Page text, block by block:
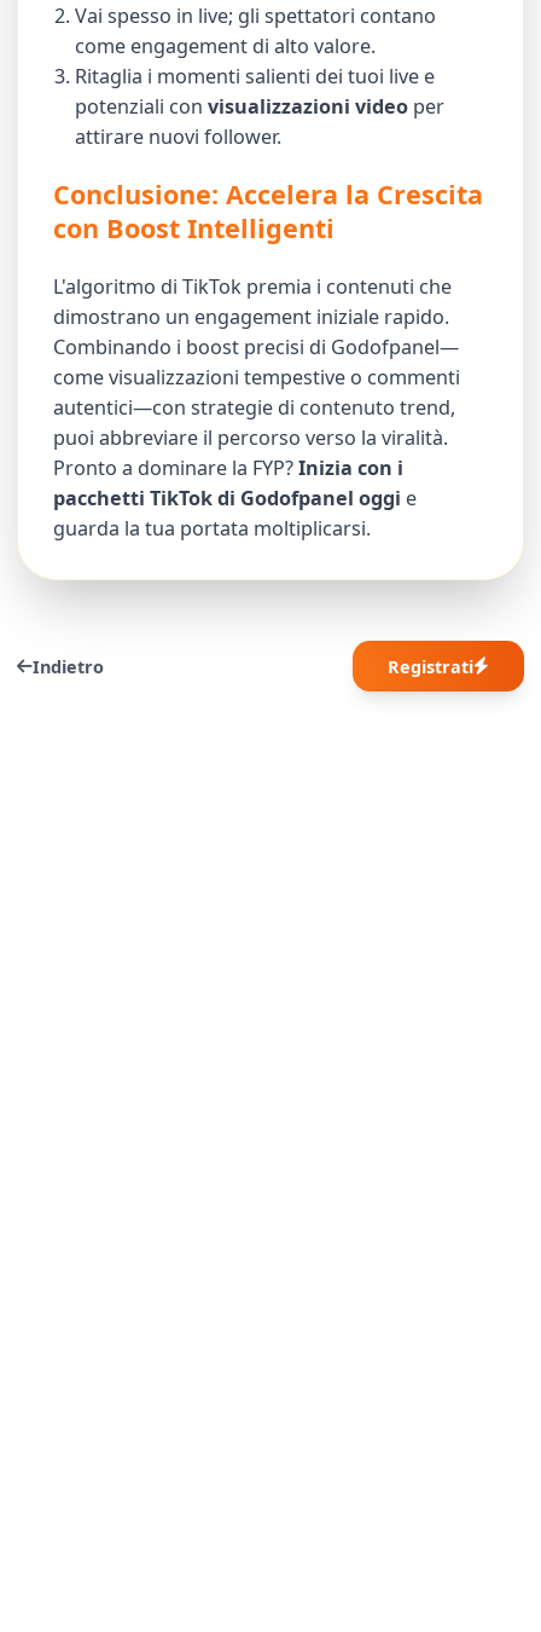
Vai spesso in live; gli spettatori contano
come engagement di alto valore.
Ritaglia i momenti salienti dei tuoi live e
potenziali convisualizzazioni video per
attirare nuovi follower.
Conclusione: Accelera la Crescita
con Boost Intelligenti
L'algoritmo di TikTok premia i contenuti che
dimostrano un engagement iniziale rapido.
Combinando i boost precisi di Godofpanel—
come visualizzazioni tempestive o commenti
autentici—con strategie di contenuto trend,
puoi abbreviare il percorso verso la viralità.
Pronto a dominare la FYP?Inizia con i
pacchetti TikTok di Godofpanel oggi e
guarda la tua portata moltiplicarsi.
Indietro Registrati